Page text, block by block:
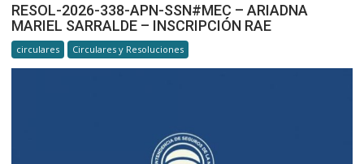
RESOL-2026-338-APN-SSN#MEC – ARIADNA
MARIEL SARRALDE – INSCRIPCIÓN RAE
circulares Circulares y Resoluciones